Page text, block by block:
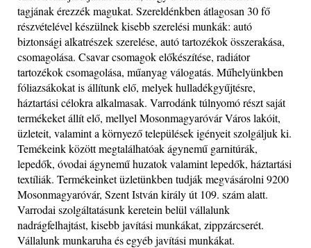
tagjának érezzék magukat. Szereldénkben átlagosan 30 fő
részvételével készülnek kisebb szerelési munkák: autó
biztonsági alkatrészek szerelése, autó tartozékok összerakása,
csomagolása. Csavar csomagok előkészítése, radiátor
tartozékok csomagolása, műanyag válogatás. Műhelyünkben
fóliazsákokat is állítunk elő, melyek hulladékgyűjtésre,
háztartási célokra alkalmasak. Varrodánk túlnyomó részt saját
termékeket állít elő, mellyel Mosonmagyaróvár Város lakóit,
üzleteit, valamint a környező települések igényeit szolgáljuk ki.
Temékeink között megtalálhatóak ágynemű garnitúrák,
lepedők, óvodai ágynemű huzatok valamint lepedők, háztartási
textíliák. Termékeinket üzletünkben tudják megvásárolni 9200
Mosonmagyaróvár, Szent István király út 109. szám alatt.
Varrodai szolgáltatásunk keretein belül vállalunk
nadrágfelhajtást, kisebb javítási munkákat, zippzárcserét.
Vállalunk munkaruha és egyéb javítási munkákat.